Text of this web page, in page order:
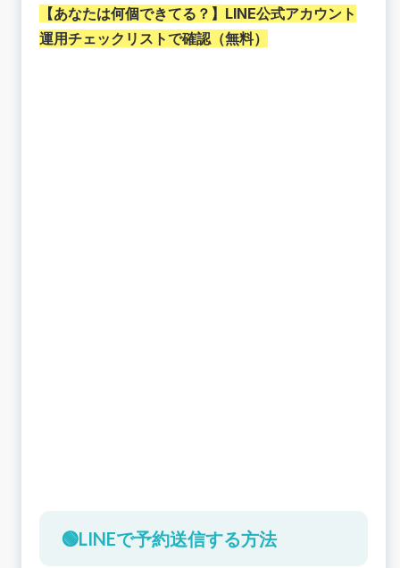
【あなたは何個できてる？】 LINE公式アカウント
運用チェックリストで確認（無料）
🟢LINEで予約送信する方法